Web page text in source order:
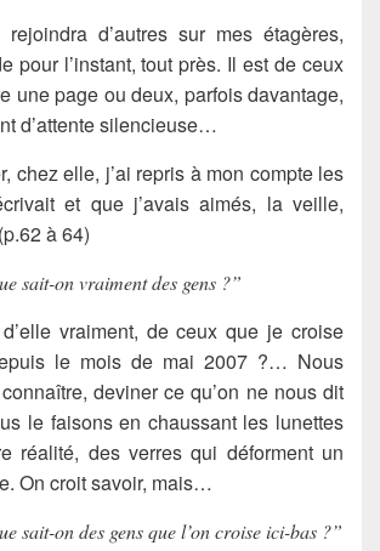
d’autres sur mes étagères,
pour l’instant, tout près. Il est de ceux
une page ou deux, parfois davantage,
d’attente silencieuse…
chez elle, j’ai repris à mon compte les
et que j’avais aimés, la veille,
à 64)
sait-on vraiment des gens ?”
vraiment, de ceux que je croise
le mois de mai 2007 ?… Nous
deviner ce qu’on ne nous dit
le faisons en chaussant les lunettes
réalité, des verres qui déforment un
On croit savoir, mais…
sait-on des gens que l’on croise ici-bas ?”